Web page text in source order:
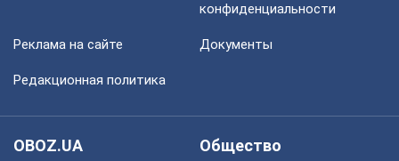
конфиденциальности
Реклама на сайте Документы
Редакционная политика
OBOZ.UA
Общество